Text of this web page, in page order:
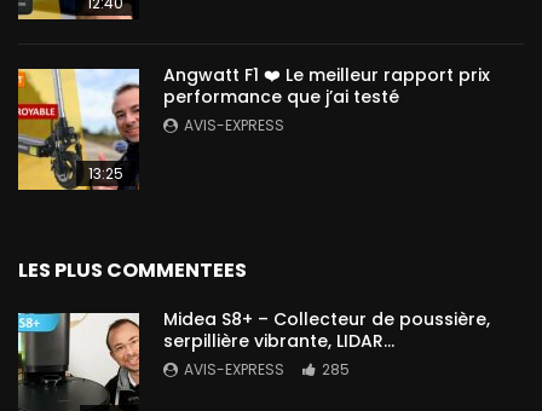
13:25
Angwatt F1 ❤️ Le meilleur rapport prix
performance que j’ai testé
AVIS-EXPRESS
LES PLUS COMMENTEES
Midea S8+ – Collecteur de poussière,
serpillière vibrante, LIDAR…
AVIS-EXPRESS 285